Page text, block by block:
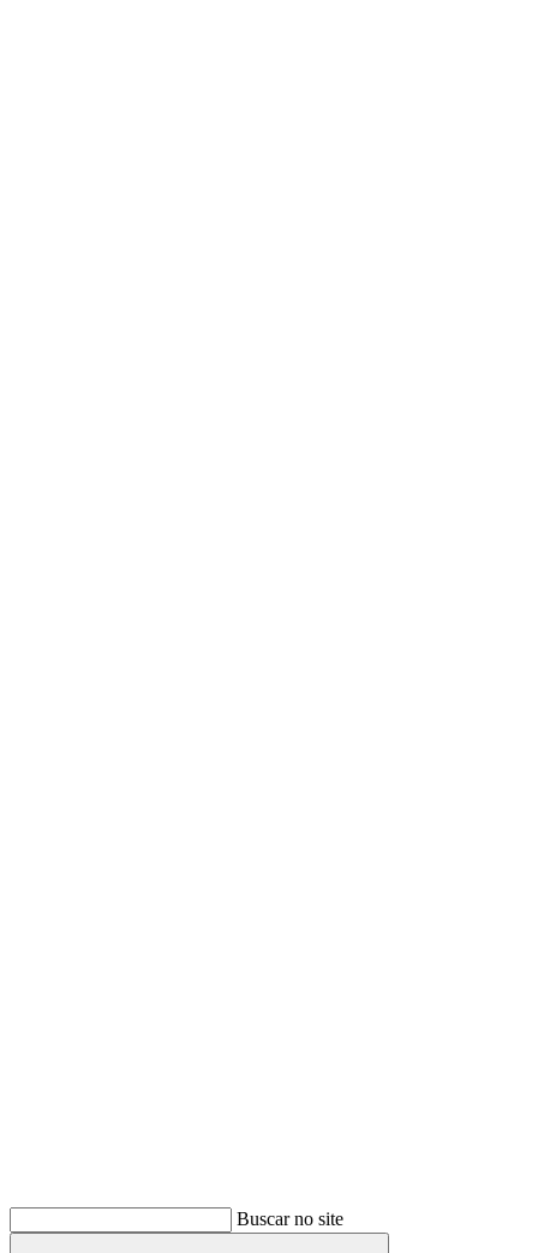
Buscar no site